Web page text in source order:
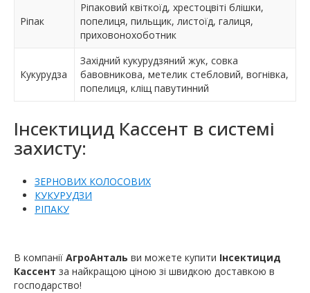
Ріпак
Ріпаковий квіткоїд, хрестоцвіті блішки,
попелиця, пильщик, листоїд, галиця,
приховонохоботник
Кукурудза
Західний кукурудзяний жук, совка
бавовникова, метелик стебловий, вогнівка,
попелиця, кліщ павутинний
Інсектицид Кассент в системі
захисту:
ЗЕРНОВИХ КОЛОСОВИХ
КУКУРУДЗИ
РІПАКУ
В компанії АгроАнталь ви можете купити Інсектицид
Кассент за найкращою ціною зі швидкою доставкою в
господарство!